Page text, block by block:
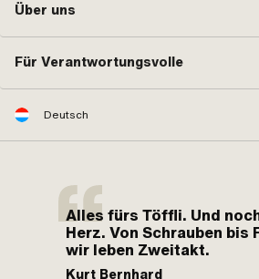
Über uns
Für Verantwortungsvolle
Deutsch
Alles fürs Töffli. Und
Herz. Von Schrauben bis
wir leben Zweitakt.
Kurt Bernhard